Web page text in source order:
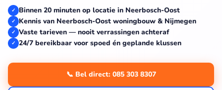
✓ Binnen 20 minuten op locatie in Neerbosch-Oost
✓ Kennis van Neerbosch-Oost woningbouw & Nijmegen
✓ Vaste tarieven — nooit verrassingen achteraf
✓ 24/7 bereikbaar voor spoed én geplande klussen
📞 Bel direct: 085 303 8307